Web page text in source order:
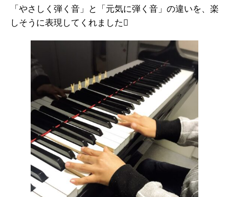
「やさしく弾く音」と「元気に弾く音」の違いを、楽
しそうに表現してくれました